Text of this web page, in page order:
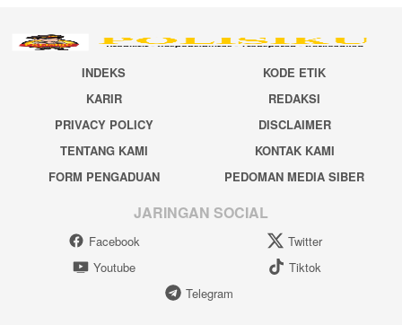
INDEKS
KODE ETIK
KARIR
REDAKSI
PRIVACY POLICY
DISCLAIMER
TENTANG KAMI
KONTAK KAMI
FORM PENGADUAN
PEDOMAN MEDIA SIBER
JARINGAN SOCIAL
Facebook
Twitter
Youtube
Tiktok
Telegram